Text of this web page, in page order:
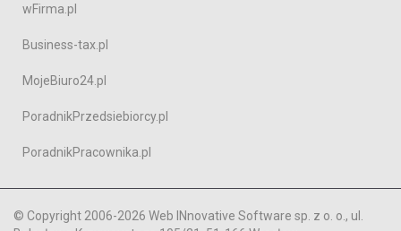
wFirma.pl
Business-tax.pl
MojeBiuro24.pl
PoradnikPrzedsiebiorcy.pl
PoradnikPracownika.pl
© Copyright 2006-2026 Web INnovative Software sp. z o. o., ul.